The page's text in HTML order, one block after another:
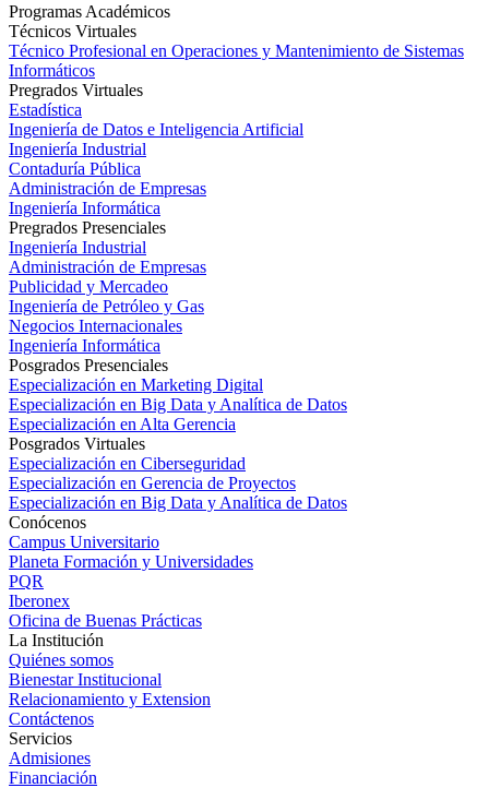
Programas Académicos
Técnicos Virtuales
Técnico Profesional en Operaciones y Mantenimiento de Sistemas
Informáticos
Pregrados Virtuales
Estadística
Ingeniería de Datos e Inteligencia Artificial
Ingeniería Industrial
Contaduría Pública
Administración de Empresas
Ingeniería Informática
Pregrados Presenciales
Ingeniería Industrial
Administración de Empresas
Publicidad y Mercadeo
Ingeniería de Petróleo y Gas
Negocios Internacionales
Ingeniería Informática
Posgrados Presenciales
Especialización en Marketing Digital
Especialización en Big Data y Analítica de Datos
Especialización en Alta Gerencia
Posgrados Virtuales
Especialización en Ciberseguridad
Especialización en Gerencia de Proyectos
Especialización en Big Data y Analítica de Datos
Conócenos
Campus Universitario
Planeta Formación y Universidades
PQR
Iberonex
Oficina de Buenas Prácticas
La Institución
Quiénes somos
Bienestar Institucional
Relacionamiento y Extension
Contáctenos
Servicios
Admisiones
Financiación